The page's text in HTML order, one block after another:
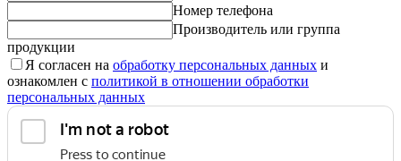
Номер телефона
Производитель или группа
продукции
Я согласен на обработку персональных данных и
ознакомлен с политикой в отношении обработки
персональных данных